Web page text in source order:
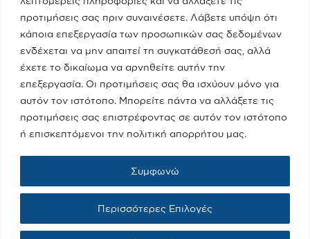
προτιμήσεις σας πριν συναινέσετε. Λάβετε υπόψη ότι
κάποια επεξεργασία των προσωπικών σας δεδομένων
ενδέχεται να μην απαιτεί τη συγκατάθεσή σας, αλλά
έχετε το δικαίωμα να αρνηθείτε αυτήν την
επεξεργασία. Οι προτιμήσεις σας θα ισχύουν μόνο για
αυτόν τον ιστότοπο. Μπορείτε πάντα να αλλάξετε τις
προτιμήσεις σας επιστρέφοντας σε αυτόν τον ιστότοπο
ή επισκεπτόμενοι την πολιτική απορρήτου μας.
Περισσότερες Επιλογές
Συμφωνώ
Τελευταία Νέα
Παραπολιτικά 90.1 / Δημήτρης
Τάκης, Χριστίνα Κοραή
08/05/2023
Real fm / Νίκος Χατζηνικολάου